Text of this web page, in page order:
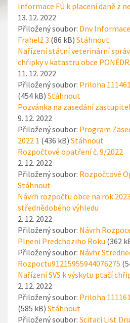
Informace FÚ k placení daně z
13. 12. 2022
Přiložený soubor: Dnv
Frahelž 3 (86 kB) Stáhnout
Nařízení státní veterinární
chřipky v katastru obce
11. 12. 2022
Přiložený soubor: Priloha
(454 kB) Stáhnout
Pozvánka na zasedání
9. 12. 2022
Přiložený soubor: Program
2022 1 (436 kB) Stáhnout
Rozpočtové opatření č. 9/2022
2. 12. 2022
Přiložený soubor: Rozpočtové
Stáhnout
Návrh rozpočtu obce na rok
střednědobého výhledu
2. 12. 2022
Přiložený soubor: Návrh
Plneni Predchoziho Roku (362
Přiložený soubor: Návhr
Rozpoctu91215955944076275
Nařízení SVS k výskytu ptačí
2. 12. 2022
Přiložený soubor: Priloha
(585 kB) Stáhnout
Přiložený soubor: Scitaci List